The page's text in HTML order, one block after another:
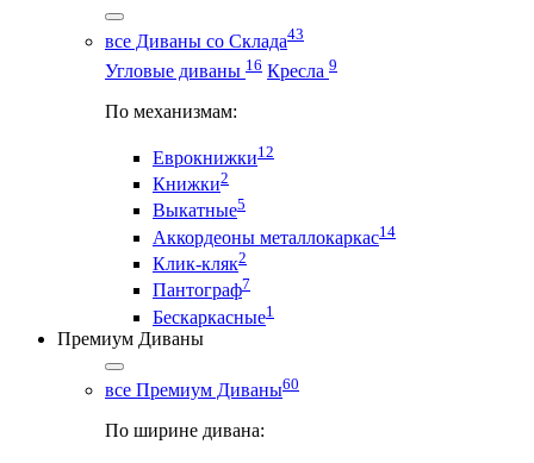
все Диваны со Склада43
Угловые диваны 16 Кресла 9
По механизмам:
Еврокнижки12
Книжки2
Выкатные5
Аккордеоны металлокаркас14
Клик-кляк2
Пантограф7
Бескаркасные1
Премиум Диваны
все Премиум Диваны60
По ширине дивана: